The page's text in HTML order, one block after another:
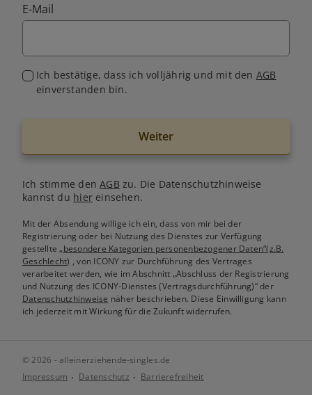
E-Mail
Ich bestätige, dass ich volljährig und mit den AGB
einverstanden bin.
Weiter
Ich stimme denAGB zu. Die Datenschutzhinweise
kannst du hiereinsehen.
Mit der Absendung willige ich ein, dass von mir bei der
Registrierung oder bei Nutzung des Dienstes zur Verfügung
gestellte„besondere Kategorien personenbezogener Daten“(z.B.
Geschlecht) , von ICONY zur Durchführung des Vertrages
verarbeitet werden, wie im Abschnitt „Abschluss der Registrierung
und Nutzung des ICONY-Dienstes (Vertragsdurchführung)“ der
Datenschutzhinweise näher beschrieben. Diese Einwilligung kann
ich jederzeit mit Wirkung für die Zukunft widerrufen.
© 2026 - alleinerziehende-singles.de
Impressum
Datenschutz Barrierefreiheit